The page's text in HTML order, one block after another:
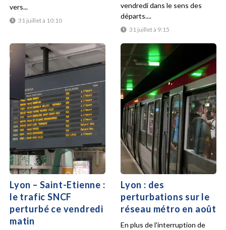
31 juillet à 10:10
vers...
31 juillet à 9:15
vendredi dans le sens des
départs....
Lyon – Saint-Etienne :
le trafic SNCF
perturbé ce vendredi
matin
Lyon : des
perturbations sur le
réseau métro en août
En plus de l'interruption de